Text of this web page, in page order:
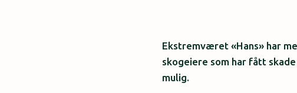
Ekstremværet «Hans» har
skogeiere som har fått
mulig.